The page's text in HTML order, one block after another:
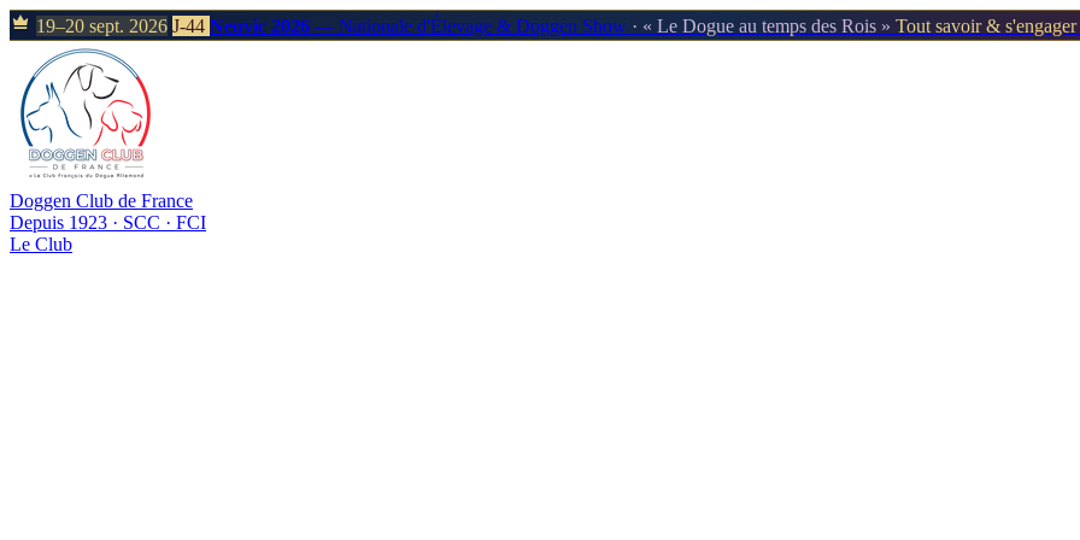
19–20 sept. 2026 J-44 Neuvic 2026 — Nationale d'Élevage & Doggen Show · « Le Dogue au temps des Rois » Tout savoir &
Doggen Club de France
Depuis 1923 · SCC · FCI
Le Club